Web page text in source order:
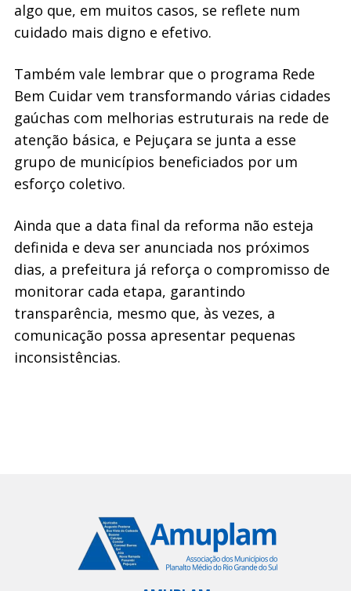
algo que, em muitos casos, se reflete num
cuidado mais digno e efetivo.
Também vale lembrar que o programa Rede
Bem Cuidar vem transformando várias cidades
gaúchas com melhorias estruturais na rede de
atenção básica, e Pejuçara se junta a esse
grupo de municípios beneficiados por um
esforço coletivo.
Ainda que a data final da reforma não esteja
definida e deva ser anunciada nos próximos
dias, a prefeitura já reforça o compromisso de
monitorar cada etapa, garantindo
transparência, mesmo que, às vezes, a
comunicação possa apresentar pequenas
inconsistências.